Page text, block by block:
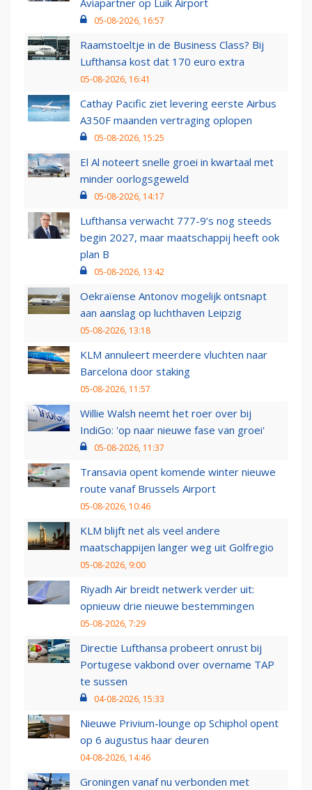
Aviapartner op Luik Airport
05-08-2026, 16:57
Raamstoeltje in de Business Class? Bij
Lufthansa kost dat 170 euro extra
05-08-2026, 16:41
Cathay Pacific ziet levering eerste Airbus
A350F maanden vertraging oplopen
05-08-2026, 15:25
El Al noteert snelle groei in kwartaal met
minder oorlogsgeweld
05-08-2026, 14:17
Lufthansa verwacht 777-9’s nog steeds
begin 2027, maar maatschappij heeft ook
plan B
05-08-2026, 13:42
Oekraïense Antonov mogelijk ontsnapt
aan aanslag op luchthaven Leipzig
05-08-2026, 13:18
KLM annuleert meerdere vluchten naar
Barcelona door staking
05-08-2026, 11:57
Willie Walsh neemt het roer over bij
IndiGo: 'op naar nieuwe fase van groei'
05-08-2026, 11:37
Transavia opent komende winter nieuwe
route vanaf Brussels Airport
05-08-2026, 10:46
KLM blijft net als veel andere
maatschappijen langer weg uit Golfregio
05-08-2026, 9:00
Riyadh Air breidt netwerk verder uit:
opnieuw drie nieuwe bestemmingen
05-08-2026, 7:29
Directie Lufthansa probeert onrust bij
Portugese vakbond over overname TAP
te sussen
04-08-2026, 15:33
Nieuwe Privium-lounge op Schiphol opent
op 6 augustus haar deuren
04-08-2026, 14:46
Groningen vanaf nu verbonden met